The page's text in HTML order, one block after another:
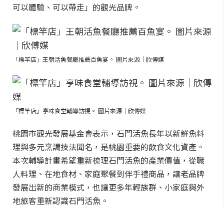
可以體驗、可以帶走」的觀光品牌。
「標竿店」王朝活魚餐廳推薦百魚宴。 圖片來源｜欣傅媒
「標竿店」亨味食堂輔導訪視。 圖片來源｜欣傳媒
桃園市觀光發展基金會表示，石門活魚長年以新鮮魚料
理與多元烹調技法聞名，是桃園重要的飲食文化資產。
本次輔導計畫希望重新梳理石門活魚的產業價值，從職
人料理、在地食材、家庭聚餐到伴手禮商品，讓老品牌
發展出新的商業模式，也讓更多年輕族群、小家庭與外
地旅客重新認識石門活魚。